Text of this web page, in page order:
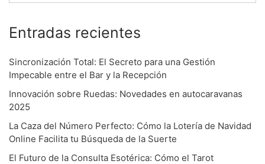
Entradas recientes
Sincronización Total: El Secreto para una Gestión
Impecable entre el Bar y la Recepción
Innovación sobre Ruedas: Novedades en autocaravanas
2025
La Caza del Número Perfecto: Cómo la Lotería de Navidad
Online Facilita tu Búsqueda de la Suerte
El Futuro de la Consulta Esotérica: Cómo el Tarot